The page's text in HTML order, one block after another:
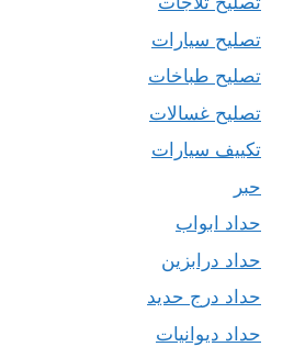
تصليح سيارات
تصليح طباخات
تصليح غسالات
تكييف سيارات
حبر
حداد ابواب
حداد درابزين
حداد درج حديد
حداد ديوانيات